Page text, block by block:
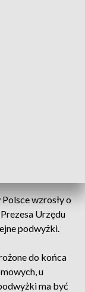
wzrosły o
Urzędu
podwyżki.
do końca
u
ma być